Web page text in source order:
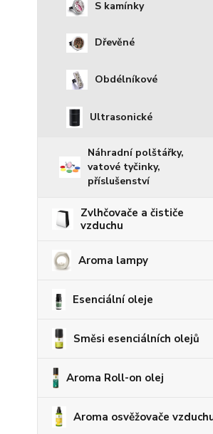
S kamínky
Dřevěné
Obdélníkové
Ultrasonické
Náhradní polštářky,
vatové tyčinky,
příslušenství
Zvlhčovače a čističe
vzduchu
Aroma lampy
Esenciální oleje
Směsi esenciálních olejů
Aroma Roll-on olej
Aroma osvěžovače